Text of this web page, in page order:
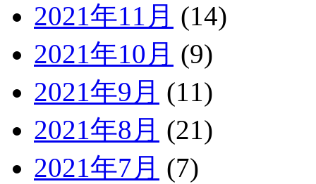
2021年11月 (14)
2021年10月 (9)
2021年9月 (11)
2021年8月 (21)
2021年7月 (7)